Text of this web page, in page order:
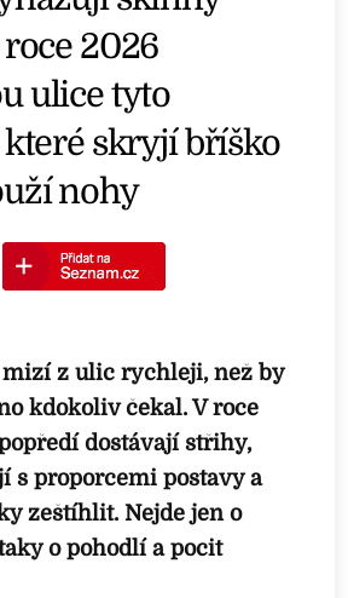
2026
ulice tyto
skryjí bříško
nohy
z ulic rychleji, než by
kdokoliv čekal. V roce
dostávají střihy,
s proporcemi postavy a
zeštíhlit. Nejde jen o
o pohodlí a pocit